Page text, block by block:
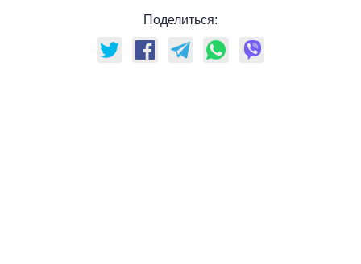
Поделиться: